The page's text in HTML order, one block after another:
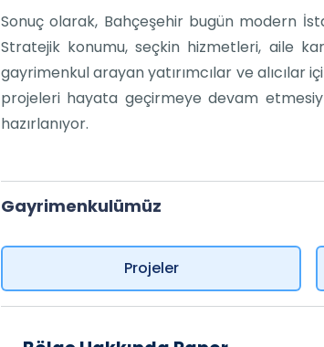
Sonuç olarak, Bahçeşehir bugün modern
Stratejik konumu, seçkin hizmetleri, aile
gayrimenkul arayan yatırımcılar ve
projeleri hayata geçirmeye devam
hazırlanıyor.
Gayrimenkulümüz
Projeler